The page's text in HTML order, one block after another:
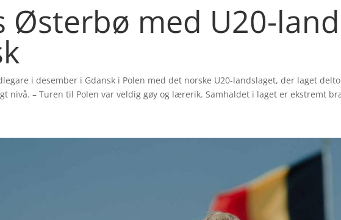
Østerbø med U20-
i desember i Gdansk i Polen med det norske U20-landslaget, der laget
nivå. – Turen til Polen var veldig gøy og lærerik. Samhaldet i laget er ekstremt